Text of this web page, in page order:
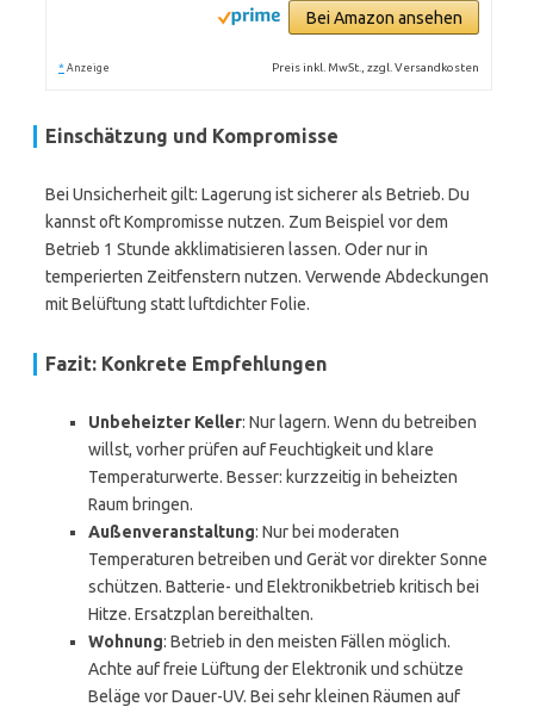
Bei Amazon ansehen
* Anzeige Preis inkl. MwSt., zzgl. Versandkosten
Einschätzung und Kompromisse
Bei Unsicherheit gilt: Lagerung ist sicherer als Betrieb. Du
kannst oft Kompromisse nutzen. Zum Beispiel vor dem
Betrieb 1 Stunde akklimatisieren lassen. Oder nur in
temperierten Zeitfenstern nutzen. Verwende Abdeckungen
mit Belüftung statt luftdichter Folie.
Fazit: Konkrete Empfehlungen
Unbeheizter Keller: Nur lagern. Wenn du betreiben
willst, vorher prüfen auf Feuchtigkeit und klare
Temperaturwerte. Besser: kurzzeitig in beheizten
Raum bringen.
Außenveranstaltung: Nur bei moderaten
Temperaturen betreiben und Gerät vor direkter Sonne
schützen. Batterie- und Elektronikbetrieb kritisch bei
Hitze. Ersatzplan bereithalten.
Wohnung: Betrieb in den meisten Fällen möglich.
Achte auf freie Lüftung der Elektronik und schütze
Beläge vor Dauer-UV. Bei sehr kleinen Räumen auf